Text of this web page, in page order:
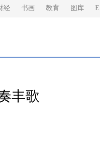
经 书画 教育 图库
丰歌